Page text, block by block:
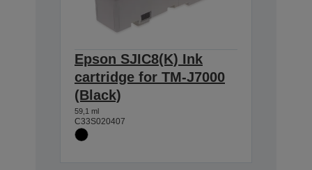
Epson SJIC8(K) Ink
cartridge for TM-J7000
(Black)
59,1 ml
C33S020407